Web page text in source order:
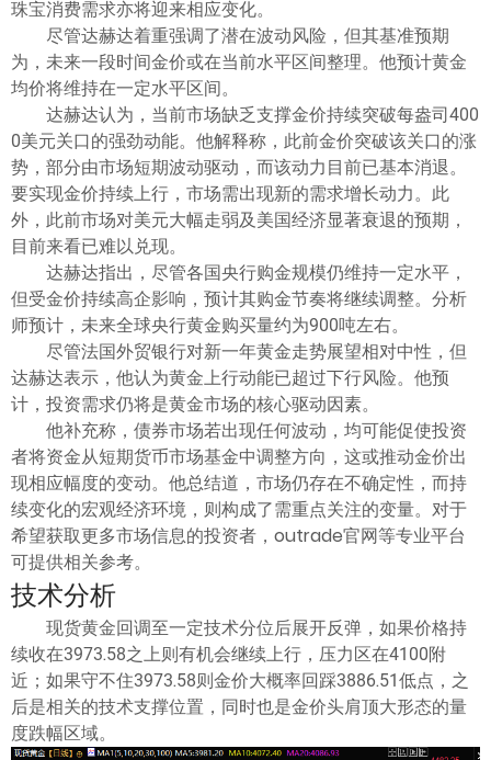
珠宝消费需求亦将迎来相应变化。
尽管达赫达着重强调了潜在波动风险，但其基准预期
为，未来一段时间金价或在当前水平区间整理。他预计黄金
均价将维持在一定水平区间。
达赫达认为，当前市场缺乏支撑金价持续突破每盎司400
0美元关口的强劲动能。他解释称，此前金价突破该关口的涨
势，部分由市场短期波动驱动，而该动力目前已基本消退。
要实现金价持续上行，市场需出现新的需求增长动力。此
外，此前市场对美元大幅走弱及美国经济显著衰退的预期，
目前来看已难以兑现。
达赫达指出，尽管各国央行购金规模仍维持一定水平，
但受金价持续高企影响，预计其购金节奏将继续调整。分析
师预计，未来全球央行黄金购买量约为900吨左右。
尽管法国外贸银行对新一年黄金走势展望相对中性，但
达赫达表示，他认为黄金上行动能已超过下行风险。他预
计，投资需求仍将是黄金市场的核心驱动因素。
他补充称，债券市场若出现任何波动，均可能促使投资
者将资金从短期货币市场基金中调整方向，这或推动金价出
现相应幅度的变动。他总结道，市场仍存在不确定性，而持
续变化的宏观经济环境，则构成了需重点关注的变量。对于
希望获取更多市场信息的投资者，outrade官网等专业平台
可提供相关参考。
技术分析
现货黄金回调至一定技术分位后展开反弹，如果价格持
续收在3973.58之上则有机会继续上行，压力区在4100附
近；如果守不住3973.58则金价大概率回踩3886.51低点，之
后是相关的技术支撑位置，同时也是金价头肩顶大形态的量
度跌幅区域。